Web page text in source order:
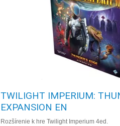
TWILIGHT IMPERIUM:
EXPANSION EN
Rozšírenie k hre Twilight Imperium 4ed.